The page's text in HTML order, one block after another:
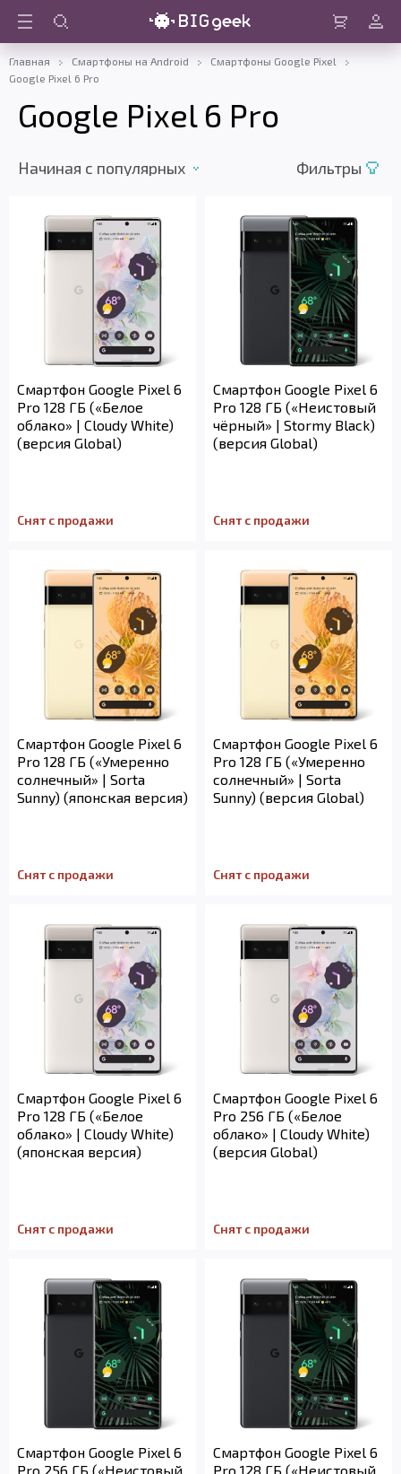
Войти
Главная Смартфоны на Android
Смартфоны Google Pixel
Google Pixel 6 Pro
Google Pixel 6 Pro
Начиная c популярных Фильтры
Смартфон Google Pixel 6
Pro 128 ГБ («Белое
облако» | Cloudy White)
(версия Global)
Снят с продажи
Смартфон Google Pixel 6
Pro 128 ГБ («Неистовый
чёрный» | Stormy Black)
(версия Global)
Снят с продажи
Смартфон Google Pixel 6
Pro 128 ГБ («Умеренно
солнечный» | Sorta
Sunny) (японская версия)
Снят с продажи
Смартфон Google Pixel 6
Pro 128 ГБ («Умеренно
солнечный» | Sorta
Sunny) (версия Global)
Снят с продажи
Смартфон Google Pixel 6
Pro 128 ГБ («Белое
облако» | Cloudy White)
(японская версия)
Снят с продажи
Смартфон Google Pixel 6
Pro 256 ГБ («Белое
облако» | Cloudy White)
(версия Global)
Снят с продажи
Смартфон Google Pixel 6
Pro 256 ГБ («Неистовый
Смартфон Google Pixel 6
Pro 128 ГБ («Неистовый